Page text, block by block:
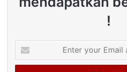
!
your
Email